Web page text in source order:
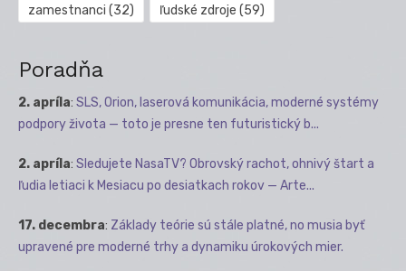
zamestnanci (32) ľudské zdroje (59)
Poradňa
2. apríla: SLS, Orion, laserová komunikácia, moderné systémy
podpory života — toto je presne ten futuristický b...
2. apríla: Sledujete NasaTV? Obrovský rachot, ohnivý štart a
ľudia letiaci k Mesiacu po desiatkach rokov — Arte...
17. decembra: Základy teórie sú stále platné, no musia byť
upravené pre moderné trhy a dynamiku úrokových mier.